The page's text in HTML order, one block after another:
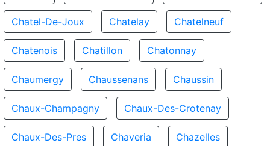
Chatel-De-Joux Chatelay Chatelneuf
Chatenois Chatillon Chatonnay
Chaumergy Chaussenans Chaussin
Chaux-Champagny Chaux-Des-Crotenay
Chaux-Des-Pres Chaveria Chazelles